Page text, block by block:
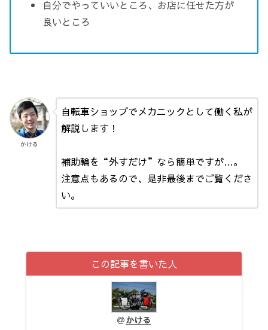
自分でやっていいところ、お店に任せた方が
良いところ
かける
自転車ショップでメカニックとして働く私が
解説します！
補助輪を“外すだけ”なら簡単ですが…。
注意点もあるので、是非最後までご覧くださ
い。
この記事を書いた人
かける